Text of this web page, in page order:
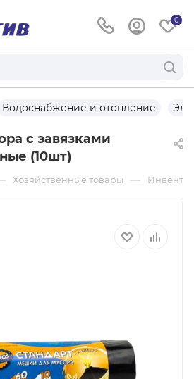
0
Водоснабжение и отопление
с завязками
(10шт)
Хозяйственные товары —